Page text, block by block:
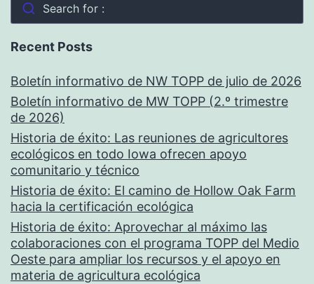
Search for :
Recent Posts
Boletín informativo de NW TOPP de julio de 2026
Boletín informativo de MW TOPP (2.º trimestre
de 2026)
Historia de éxito: Las reuniones de agricultores
ecológicos en todo Iowa ofrecen apoyo
comunitario y técnico
Historia de éxito: El camino de Hollow Oak Farm
hacia la certificación ecológica
Historia de éxito: Aprovechar al máximo las
colaboraciones con el programa TOPP del Medio
Oeste para ampliar los recursos y el apoyo en
materia de agricultura ecológica